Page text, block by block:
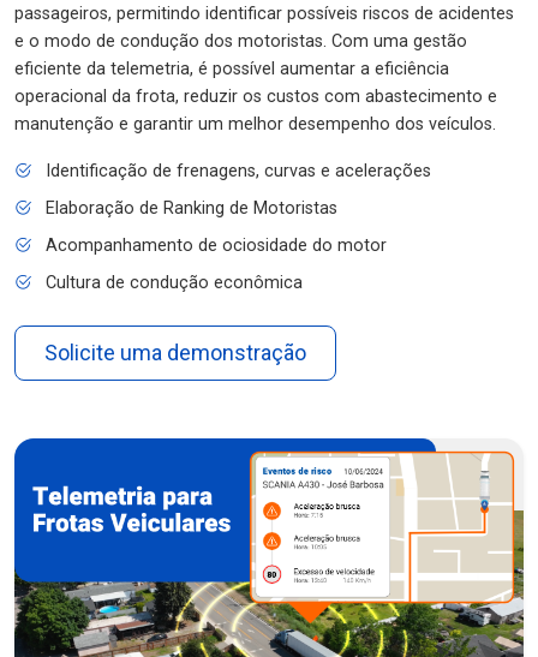
passageiros, permitindo identificar possíveis riscos de acidentes
e o modo de condução dos motoristas. Com uma gestão
eficiente da telemetria, é possível aumentar a eficiência
operacional da frota, reduzir os custos com abastecimento e
manutenção e garantir um melhor desempenho dos veículos.
Identificação de frenagens, curvas e acelerações
Elaboração de Ranking de Motoristas
Acompanhamento de ociosidade do motor
Cultura de condução econômica
Solicite uma demonstração